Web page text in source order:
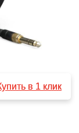
в 1 клик